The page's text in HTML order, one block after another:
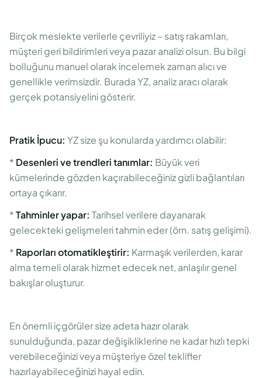
Birçok meslekte verilerle çevriliyiz – satış rakamları,
müşteri geri bildirimleri veya pazar analizi olsun. Bu bilgi
bolluğunu manuel olarak incelemek zaman alıcı ve
genellikle verimsizdir. Burada YZ, analiz aracı olarak
gerçek potansiyelini gösterir.
Pratik İpucu: YZ size şu konularda yardımcı olabilir:
* Desenleri ve trendleri tanımlar: Büyük veri
kümelerinde gözden kaçırabileceğiniz gizli bağlantıları
ortaya çıkarır.
*Tahminler yapar: Tarihsel verilere dayanarak
gelecekteki gelişmeleri tahmin eder (örn. satış gelişimi).
* Raporları otomatikleştirir: Karmaşık verilerden, karar
alma temeli olarak hizmet edecek net, anlaşılır genel
bakışlar oluşturur.
En önemli içgörüler size adeta hazır olarak
sunulduğunda, pazar değişikliklerine ne kadar hızlı tepki
verebileceğinizi veya müşteriye özel teklifler
hazırlayabileceğinizi hayal edin.